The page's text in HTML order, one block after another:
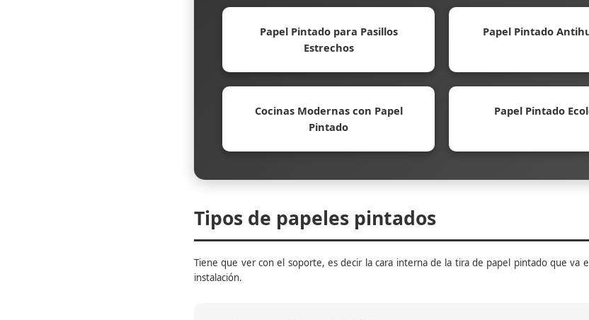
Papel Pintado para Pasillos
Estrechos
Papel Pintado
Cocinas Modernas con Papel
Pintado
Papel Pintado
Tipos de papeles pintados
Tiene que ver con el soporte, es decir la cara interna de la tira de papel pintado que
instalación.